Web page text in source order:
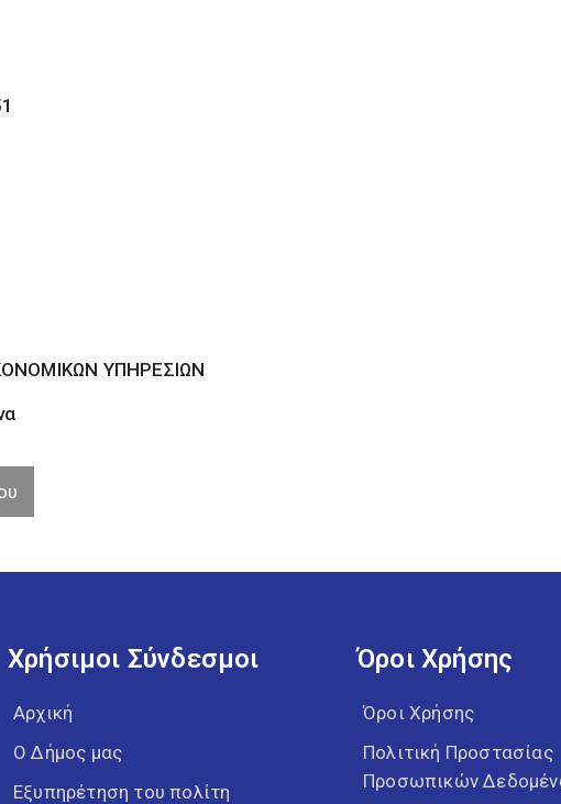
ΥΠΗΡΕΣΙΩΝ
Χρήσιμοι Σύνδεσμοι
Αρχική
Ο Δήμος μας
Εξυπηρέτηση του πολίτη
Όροι Χρήσης
Όροι Χρήσης
Πολιτική Προστασίας
Προσωπικών